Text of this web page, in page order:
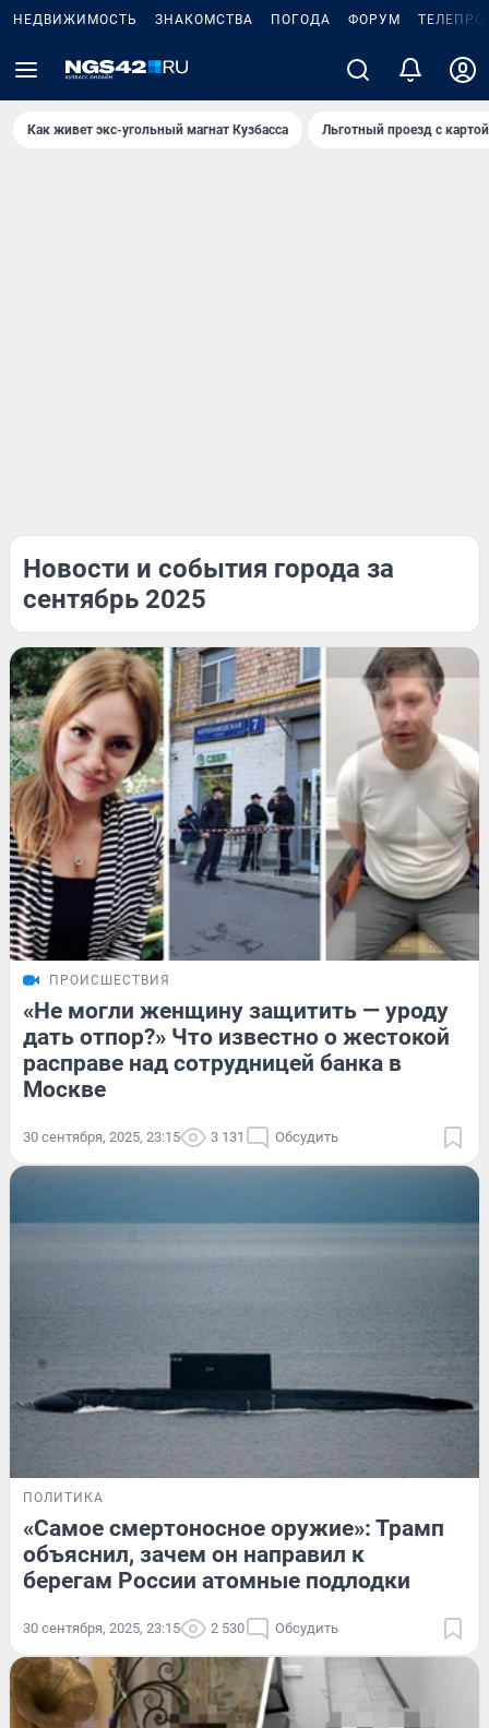
НЕДВИЖИМОСТЬ ЗНАКОМСТВА ПОГОДА ФОРУМ
Как живет экс-угольный магнат Кузбасса Льготный проезд с
Новости и события города за
сентябрь 2025
ПРОИСШЕСТВИЯ
«Не могли женщину защитить — уроду
дать отпор?» Что известно о жестокой
расправе над сотрудницей банка в
Москве
30 сентября, 2025, 23:15 3 131 Обсудить
ПОЛИТИКА
«Самое смертоносное оружие»: Трамп
объяснил, зачем он направил к
берегам России атомные подлодки
30 сентября, 2025, 23:15 2 530 Обсудить